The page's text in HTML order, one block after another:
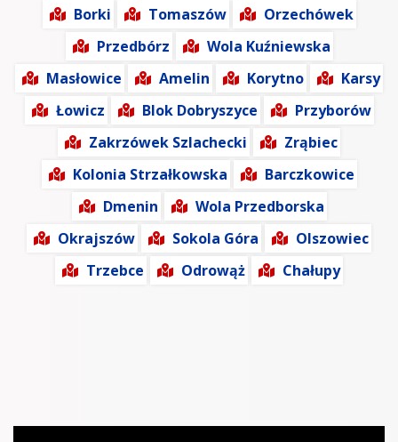
Borki
Tomaszów
Orzechówek
Przedbórz
Wola Kuźniewska
Masłowice
Amelin Korytno
Karsy
Łowicz
Blok Dobryszyce
Przyborów
Zakrzówek Szlachecki
Zrąbiec
Kolonia Strzałkowska
Barczkowice
Dmenin
Wola Przedborska
Okrajszów
Sokola Góra
Olszowiec
Trzebce
Odrowąż Chałupy